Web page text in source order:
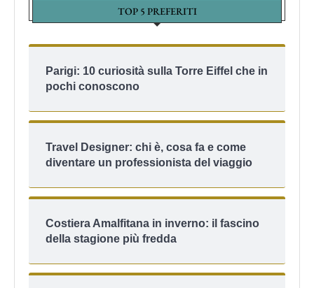
TOP 5 PREFERITI
Parigi: 10 curiosità sulla Torre Eiffel che in
pochi conoscono
Travel Designer: chi è, cosa fa e come
diventare un professionista del viaggio
Costiera Amalfitana in inverno: il fascino
della stagione più fredda